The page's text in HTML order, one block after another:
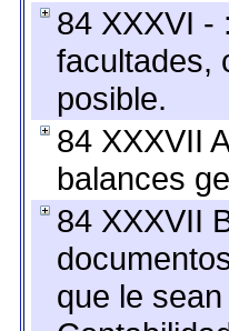
84 XXXVI -
facultades,
posible.
84 XXXVII
balances
84 XXXVII
que le